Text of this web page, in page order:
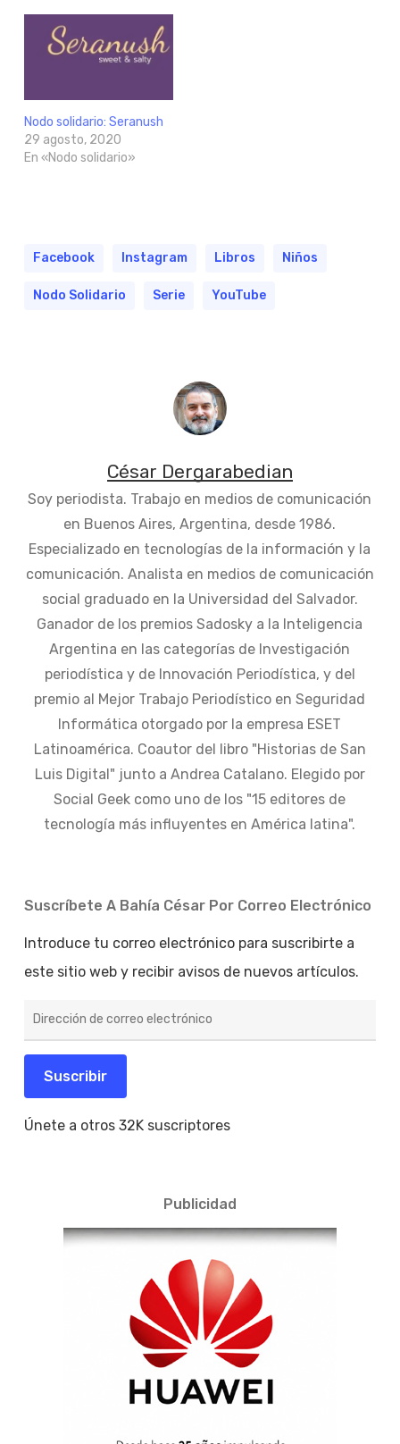
Nodo solidario: Seranush
29 agosto, 2020
En «Nodo solidario»
Facebook Instagram Libros Niños
Nodo Solidario Serie YouTube
César Dergarabedian
Soy periodista. Trabajo en medios de comunicación
en Buenos Aires, Argentina, desde 1986.
Especializado en tecnologías de la información y la
comunicación. Analista en medios de comunicación
social graduado en la Universidad del Salvador.
Ganador de los premios Sadosky a la Inteligencia
Argentina en las categorías de Investigación
periodística y de Innovación Periodística, y del
premio al Mejor Trabajo Periodístico en Seguridad
Informática otorgado por la empresa ESET
Latinoamérica. Coautor del libro "Historias de San
Luis Digital" junto a Andrea Catalano. Elegido por
Social Geek como uno de los "15 editores de
tecnología más influyentes en América latina".
Suscríbete A Bahía César Por Correo Electrónico
Introduce tu correo electrónico para suscribirte a
este sitio web y recibir avisos de nuevos artículos.
de
electrónico
Suscribir
Únete a otros 32K suscriptores
Publicidad